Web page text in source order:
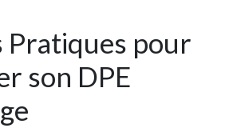
Pratiques pour
son DPE